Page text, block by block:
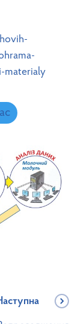
materialy